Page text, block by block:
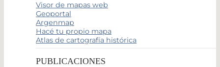
Visor de mapas web
Geoportal
Argenmap
Hacé tu propio mapa
Atlas de cartografía histórica
PUBLICACIONES